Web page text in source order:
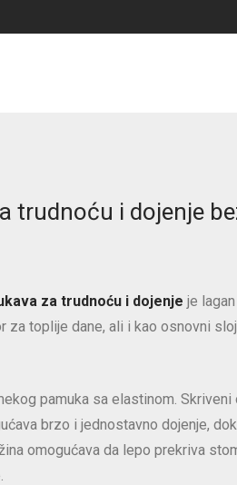
trudnoću i dojenje
za trudnoću i dojenje je
za toplije dane, ali i kao osnovni
pamuka sa elastinom. Skriveni
brzo i jednostavno dojenje,
omogućava da lepo prekriva